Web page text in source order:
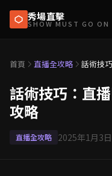
秀場直擊
SHOW MUST GO ON
首頁 直播全攻略
話術技
話術技巧：直
攻略
直播全攻略 2025年1月3日